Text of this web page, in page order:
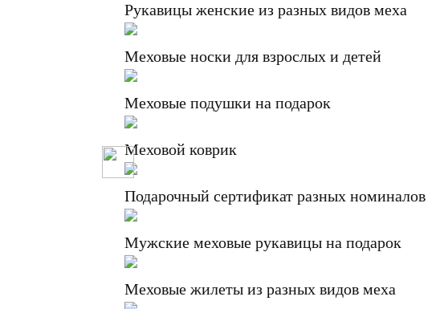
Рукавицы женские из разных видов меха
Меховые носки для взрослых и детей
Меховые подушки на подарок
Меховой коврик
Подарочный сертификат разных номиналов
Мужские меховые рукавицы на подарок
Меховые жилеты из разных видов меха